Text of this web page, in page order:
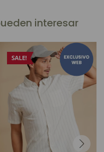
interesar